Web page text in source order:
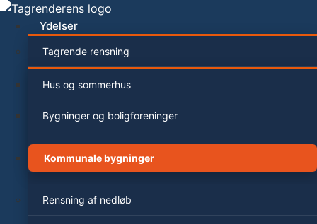
Videre
Ydelser
Tagrende rensning
Hus og sommerhus
Bygninger og boligforeninger
Kommunale bygninger
Rensning af nedløb